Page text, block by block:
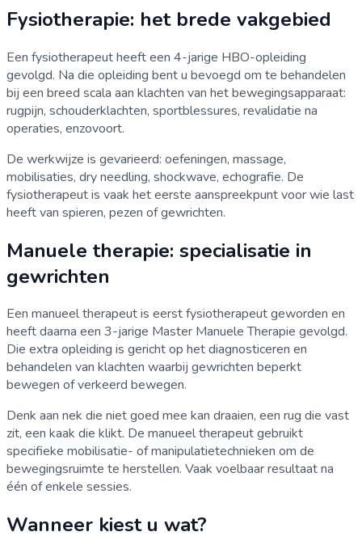
Fysiotherapie: het brede vakgebied
Een fysiotherapeut heeft een 4-jarige HBO-opleiding
gevolgd. Na die opleiding bent u bevoegd om te behandelen
bij een breed scala aan klachten van het bewegingsapparaat:
rugpijn, schouderklachten, sportblessures, revalidatie na
operaties, enzovoort.
De werkwijze is gevarieerd: oefeningen, massage,
mobilisaties, dry needling, shockwave, echografie. De
fysiotherapeut is vaak het eerste aanspreekpunt voor wie last
heeft van spieren, pezen of gewrichten.
Manuele therapie: specialisatie in
gewrichten
Een manueel therapeut is eerst fysiotherapeut geworden en
heeft daarna een 3-jarige Master Manuele Therapie gevolgd.
Die extra opleiding is gericht op het diagnosticeren en
behandelen van klachten waarbij gewrichten beperkt
bewegen of verkeerd bewegen.
Denk aan nek die niet goed mee kan draaien, een rug die vast
zit, een kaak die klikt. De manueel therapeut gebruikt
specifieke mobilisatie- of manipulatietechnieken om de
bewegingsruimte te herstellen. Vaak voelbaar resultaat na
één of enkele sessies.
Wanneer kiest u wat?